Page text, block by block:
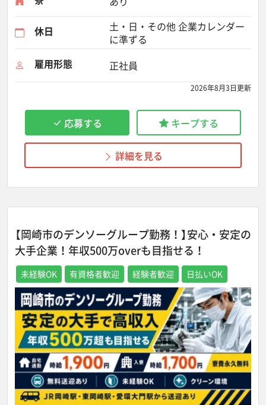
休日
土・日・その他 企業カレンダー
に準ずる
雇用形態
正社員
2026年8月3日更新
応募する キープする
詳細を見る
【岡崎市のデンソーグループ勤務！】安心・安定の
大手企業！年収500万overも目指せる！
未経験OK 有資格者歓迎 経験者歓迎 日払いOK